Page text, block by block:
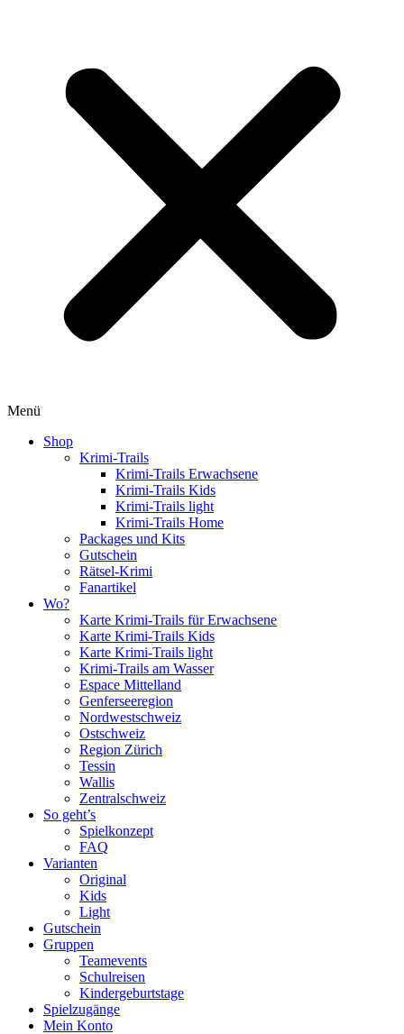
Menü
Shop
Krimi-Trails
Krimi-Trails Erwachsene
Krimi-Trails Kids
Krimi-Trails light
Krimi-Trails Home
Packages und Kits
Gutschein
Rätsel-Krimi
Fanartikel
Wo?
Karte Krimi-Trails für Erwachsene
Karte Krimi-Trails Kids
Karte Krimi-Trails light
Krimi-Trails am Wasser
Espace Mittelland
Genferseeregion
Nordwestschweiz
Ostschweiz
Region Zürich
Tessin
Wallis
Zentralschweiz
So geht’s
Spielkonzept
FAQ
Varianten
Original
Kids
Light
Gutschein
Gruppen
Teamevents
Schulreisen
Kindergeburtstage
Spielzugänge
Mein Konto